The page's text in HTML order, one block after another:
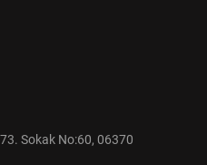
Sokak No:60, 06370